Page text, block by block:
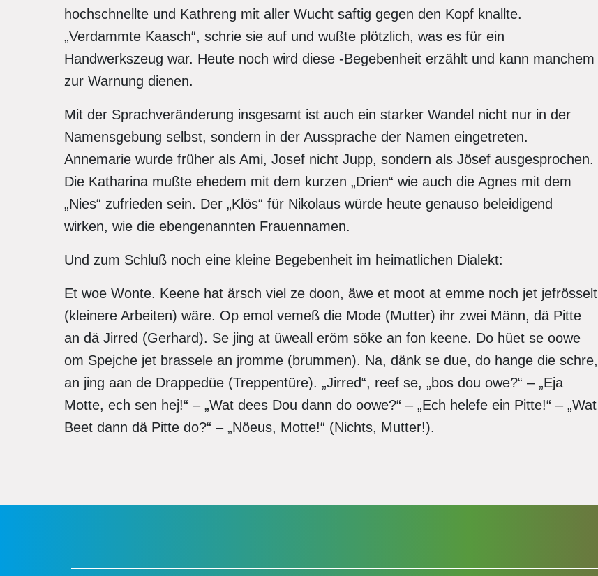
hochschnellte und Kathreng mit aller Wucht saftig gegen den Kopf knallte.
„Verdammte Kaasch“, schrie sie auf und wußte plötzlich, was es für ein
Handwerkszeug war. Heute noch wird diese -Begebenheit erzählt und kann manchem
zur Warnung dienen.
Mit der Sprachveränderung insgesamt ist auch ein starker Wandel nicht nur in der
Namensgebung selbst, sondern in der Aussprache der Namen eingetreten.
Annemarie wurde früher als Ami, Josef nicht Jupp, sondern als Jösef ausgesprochen.
Die Katharina mußte ehedem mit dem kurzen „Drien“ wie auch die Agnes mit dem
„Nies“ zufrieden sein. Der „Klös“ für Nikolaus würde heute genauso beleidigend
wirken, wie die ebengenannten Frauennamen.
Und zum Schluß noch eine kleine Begebenheit im heimatlichen Dialekt:
Et woe Wonte. Keene hat ärsch viel ze doon, äwe et moot at emme noch jet jefrösselt
(kleinere Arbeiten) wäre. Op emol vemeß die Mode (Mutter) ihr zwei Männ, dä Pitte
an dä Jirred (Gerhard). Se jing at üweall eröm söke an fon keene. Do hüet se oowe
om Spejche jet brassele an jromme (brummen). Na, dänk se due, do hange die schre,
an jing aan de Drappedüe (Treppentüre). „Jirred“, reef se, „bos dou owe?“ – „Eja
Motte, ech sen hej!“ – „Wat dees Dou dann do oowe?“ – „Ech helefe ein Pitte!“ – „Wat
Beet dann dä Pitte do?“ – „Nöeus, Motte!“ (Nichts, Mutter!).